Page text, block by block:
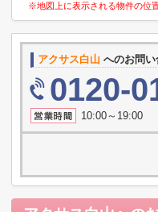
※地図上に表示される物件の位
アクサス白山 へのお問
0120-
10:00～19:00